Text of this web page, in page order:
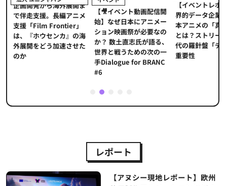
企画開発から海外展開ま
で伴走支援。長編アニメ
支援「Film Frontier」
は、『ホウセンカ』の海
外展開をどう加速させた
のか
【🎥イベント動画配信開
始】なぜ日本にアニメー
ション映画祭が必要なの
か？ 数土直志氏が語る、
世界と戦うための次の一
手Dialogue for BRANC
#6
【イベントレポ
界的データ企業
本アニメの「真
とは？ストリー
代の羅針盤「デ
重要性
2
レポート
【アヌシー現地レポート】欧州